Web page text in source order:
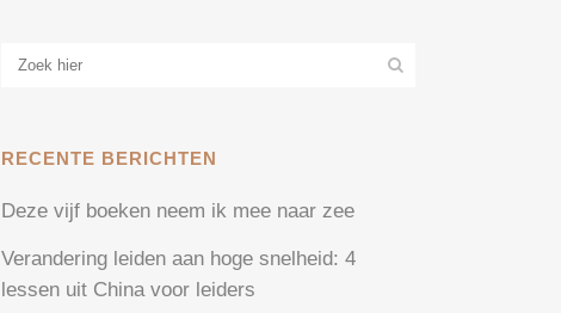
RECENTE BERICHTEN
Deze vijf boeken neem ik mee naar zee
Verandering leiden aan hoge snelheid: 4
lessen uit China voor leiders